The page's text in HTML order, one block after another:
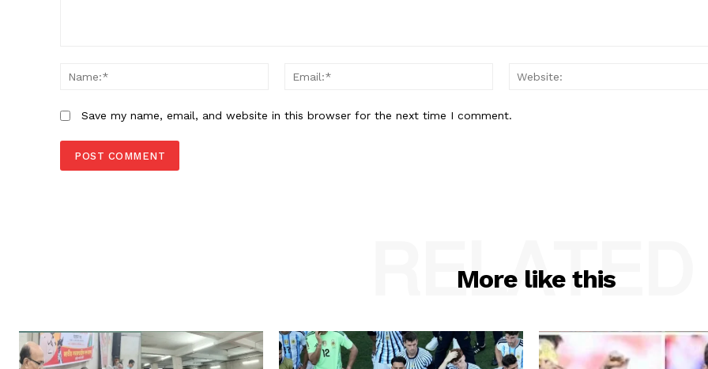
Name:* Email:*
Save my name, email, and website in this browser for the next time I comment.
More like this
RELATED